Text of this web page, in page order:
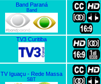
Band Paraná
Band
TV3 Curitiba
TV Iguaçu - Rede Massa
SBT